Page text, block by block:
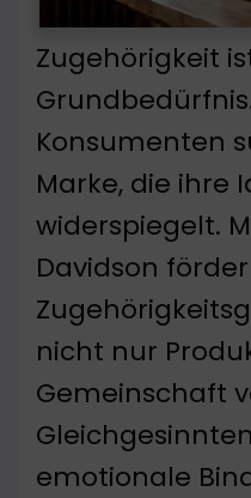
Zugehörigkeit
Konsumenten
Marke, die ihre
widerspiegelt.
Davidson
nicht nur
Gemeinschaft
emotionale